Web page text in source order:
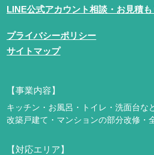
LINE公式アカウント相談・お見積も
プライバシーポリシー
サイトマップ
【事業内容】
キッチン・お風呂・トイレ・洗面台な
改築戸建て・マンションの部分改修・
【対応エリア】